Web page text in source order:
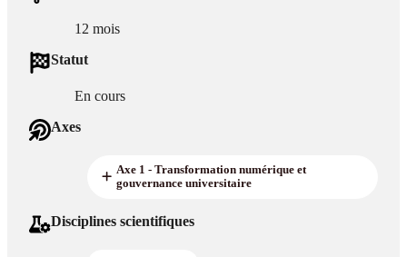
12 mois
Statut
En cours
Axes
Axe 1 - Transformation numérique et
gouvernance universitaire
Disciplines scientifiques